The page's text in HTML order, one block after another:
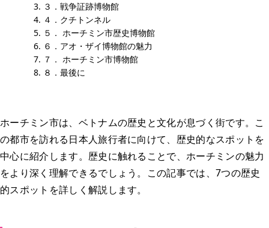
３．戦争証跡博物館
４．クチトンネル
５． ホーチミン市歴史博物館
６．アオ・ザイ博物館の魅力
７． ホーチミン市博物館
８．最後に
ホーチミン市は、ベトナムの歴史と文化が息づく街です。こ
の都市を訪れる日本人旅行者に向けて、歴史的なスポットを
中心に紹介します。歴史に触れることで、ホーチミンの魅力
をより深く理解できるでしょう。この記事では、7つの歴史
的スポットを詳しく解説します。